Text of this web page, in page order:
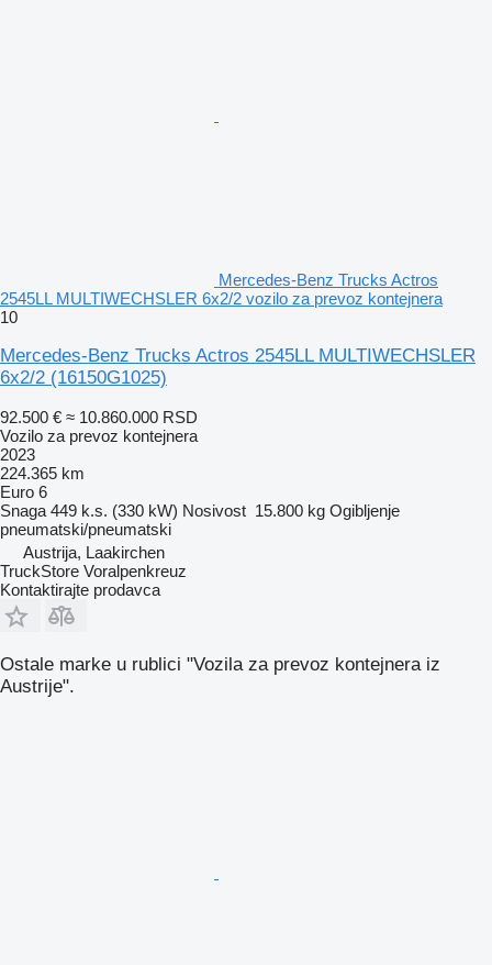
Mercedes-Benz Trucks Actros
2545LL MULTIWECHSLER 6x2/2 vozilo za prevoz kontejnera
10
Mercedes-Benz Trucks Actros 2545LL MULTIWECHSLER
6x2/2 (16150G1025)
92.500 € ≈ 10.860.000 RSD
Vozilo za prevoz kontejnera
2023
224.365 km
Euro 6
Snaga 449 k.s. (330 kW) Nosivost 15.800 kg Ogibljenje
pneumatski/pneumatski
Austrija, Laakirchen
TruckStore Voralpenkreuz
Kontaktirajte prodavca
Ostale marke u rublici "Vozila za prevoz kontejnera iz
Austrije".